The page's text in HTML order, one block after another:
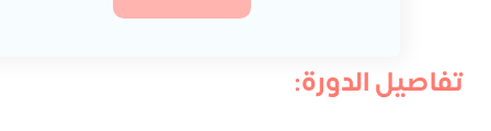
تفاصيل الدورة: